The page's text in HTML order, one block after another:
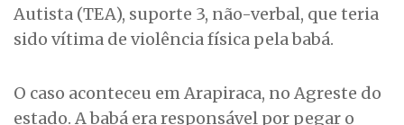
Autista (TEA), suporte 3, não-verbal, que teria
sido vítima de violência física pela babá.
O caso aconteceu em Arapiraca, no Agreste do
estado. A babá era responsável por pegar o